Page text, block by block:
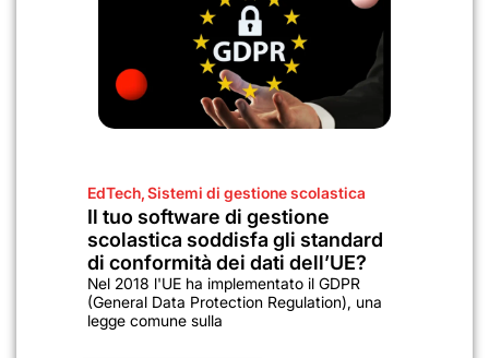
EdTech,Sistemi di gestione scolastica
Il tuo software di gestione
scolastica soddisfa gli standard
di conformità dei dati dell’UE?
Nel 2018 l'UE ha implementato il GDPR
(General Data Protection Regulation), una
legge comune sulla